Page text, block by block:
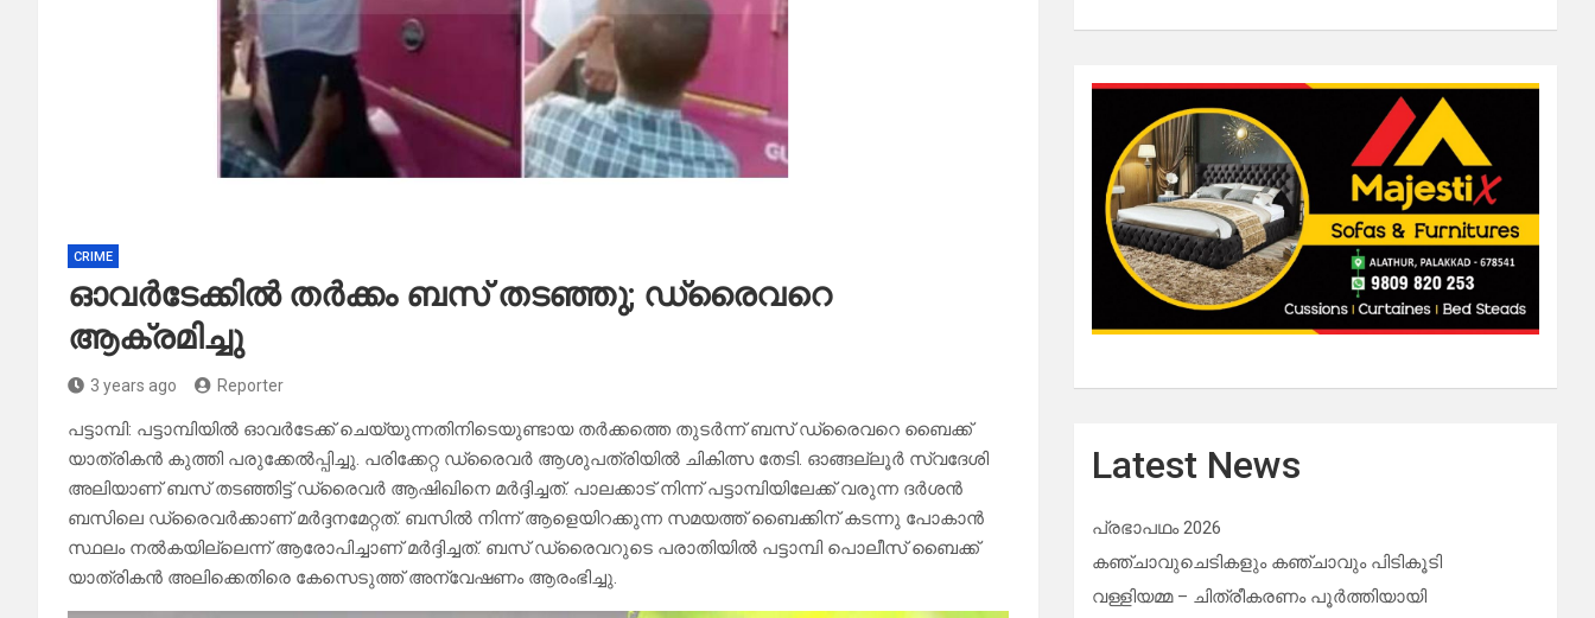
CRIME
ഓവർടേക്കിൽ തർക്കം ബസ് തടഞ്ഞു; ഡ്രൈവറെ
ആക്രമിച്ചു
3 years ago Reporter
പട്ടാമ്പി: പട്ടാമ്പിയിൽ ഓവർടേക്ക് ചെയ്യുന്നതിനിടെയുണ്ടായ തർക്കത്തെ തുടർന്ന് ബസ് ഡ്രൈവറെ ബൈക്ക്
യാത്രികൻ കുത്തി പരുക്കേൽപ്പിച്ചു. പരിക്കേറ്റ ഡ്രൈവർ ആശുപത്രിയിൽ ചികിത്സ തേടി. ഓങ്ങല്ലൂർ സ്വദേശി
അലിയാണ് ബസ് തടഞ്ഞിട്ട് ഡ്രൈവർ ആഷിഖിനെ മർദ്ദിച്ചത്. പാലക്കാട് നിന്ന് പട്ടാമ്പിയിലേക്ക് വരുന്ന ദർശൻ
ബസിലെ ഡ്രൈവർക്കാണ് മർദ്ദനമേറ്റത്. ബസിൽ നിന്ന് ആളെയിറക്കുന്ന സമയത്ത് ബൈക്കിന് കടന്നു പോകാൻ
സ്ഥലം നൽകയില്ലെന്ന് ആരോപിച്ചാണ് മർദ്ദിച്ചത്. ബസ് ഡ്രൈവറുടെ പരാതിയിൽ പട്ടാമ്പി പൊലീസ് ബൈക്ക്
യാത്രികൻ അലിക്കെതിരെ കേസെടുത്ത് അന്വേഷണം ആരംഭിച്ചു.
Latest News
പ്രഭാപഥം 2026
കഞ്ചാവുചെടികളും കഞ്ചാവും പിടികൂടി
വള്ളിയമ്മ – ചിത്രീകരണം പൂർത്തിയായി